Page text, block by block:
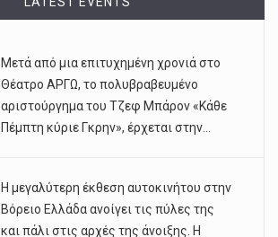
Μετά από μια επιτυχημένη χρονιά στο
Θέατρο ΑΡΓΩ, το πολυβραβευμένο
αριστούργημα του Τζεφ Μπάρον «Κάθε
Πέμπτη κύριε Γκρην», έρχεται στην...
Η μεγαλύτερη έκθεση αυτοκινήτου στην
Βόρειο Ελλάδα ανοίγει τις πύλες της
και πάλι στις αρχές της άνοιξης. Η